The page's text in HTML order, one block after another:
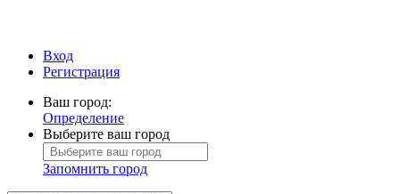
Вход
Регистрация
Ваш город:
Определение
Выберите ваш город
Запомнить город